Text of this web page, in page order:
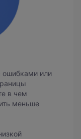
ошибками или
в чем
меньше